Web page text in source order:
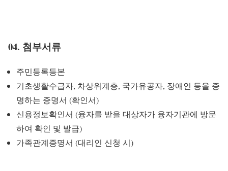
04. 첨부서류
주민등록등본
기초생활수급자, 차상위계층, 국가유공자, 장애인 등을 증
명하는 증명서 (확인서)
신용정보확인서 (융자를 받을 대상자가 융자기관에 방문
하여 확인 및 발급)
가족관계증명서 (대리인 신청 시)